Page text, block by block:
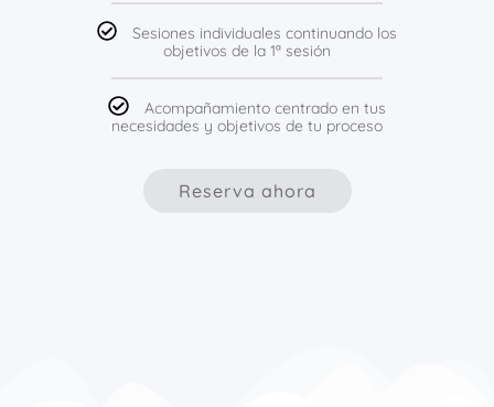
Sesiones individuales continuando los
objetivos de la 1ª sesión
Acompañamiento centrado en tus
necesidades y objetivos de tu proceso
Reserva ahora